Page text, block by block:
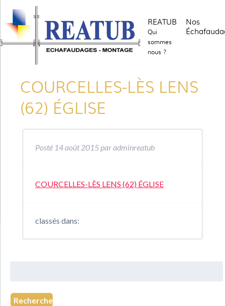
REATUB
Qui
sommes
nous ?
Nos
COURCELLES-LÈS LENS
(62) ÉGLISE
Posté 14 août 2015 paradminreatub
COURCELLES-LÈS LENS (62) ÉGLISE
classés dans:
Recherche